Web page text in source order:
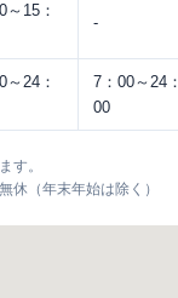
～15：
-
～24：
7：00～24：
00
す。
休（年末年始は除く）